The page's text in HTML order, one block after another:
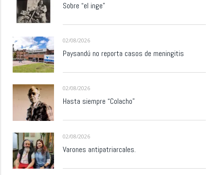
Sobre “el inge”
02/08/2026
Paysandú no reporta casos de meningitis
02/08/2026
Hasta siempre “Colacho”
02/08/2026
Varones antipatriarcales.